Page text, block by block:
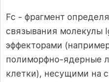
Fс - фрагмент
связывания молекулы
эффекторами
полиморфно-ядерные
клетки), несущими на